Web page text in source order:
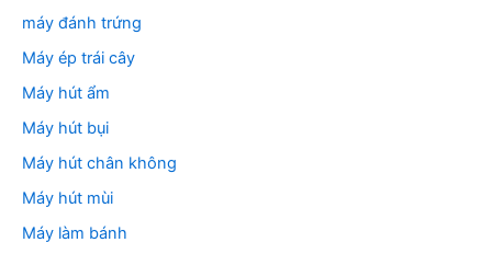
máy đánh trứng
Máy ép trái cây
Máy hút ẩm
Máy hút bụi
Máy hút chân không
Máy hút mùi
Máy làm bánh